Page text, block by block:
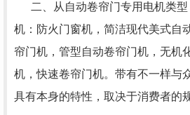
二、从自动卷帘门专用电机类型
机：防火门窗机，简洁现代美式自
帘门机，管型自动卷帘门机，无机
机，快速卷帘门机。带有不一样与
具有本身的特性，取决于消费者的